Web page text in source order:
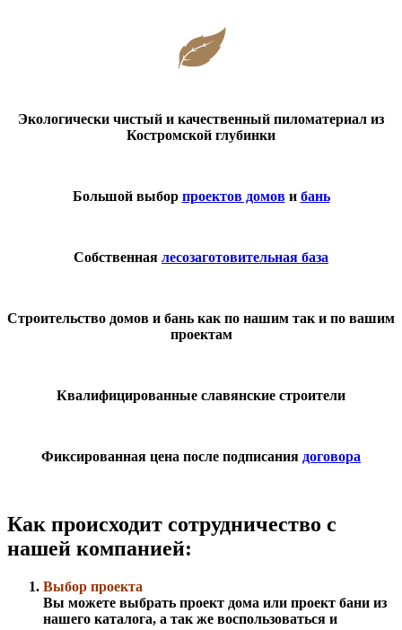
Экологически чистый и качественный пиломатериал из
Костромской глубинки
Большой выбор проектов домови бань
Собственная лесозаготовительная база
Строительство домов и бань как по нашим так и по вашим
проектам
Квалифицированные славянские строители
Фиксированная цена после подписания договора
Как происходит сотрудничество с
нашей компанией:
Выбор проекта
Вы можете выбрать проект дома или проект бани из
нашего каталога, а так же воспользоваться и